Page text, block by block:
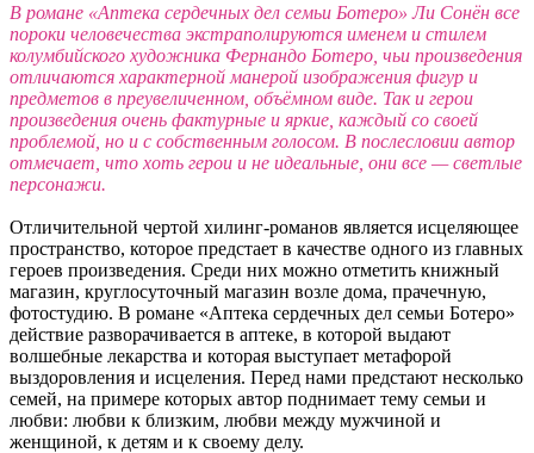
В романе «Аптека сердечных дел семьи Ботеро» Ли Сонён все
пороки человечества экстраполируются именем и стилем
колумбийского художника Фернандо Ботеро, чьи произведения
отличаются характерной манерой изображения фигур и
предметов в преувеличенном, объёмном виде. Так и герои
произведения очень фактурные и яркие, каждый со своей
проблемой, но и с собственным голосом. В послесловии автор
отмечает, что хоть герои и не идеальные, они все — светлые
персонажи.
Отличительной чертой хилинг-романов является исцеляющее
пространство, которое предстает в качестве одного из главных
героев произведения. Среди них можно отметить книжный
магазин, круглосуточный магазин возле дома, прачечную,
фотостудию. В романе «Аптека сердечных дел семьи Ботеро»
действие разворачивается в аптеке, в которой выдают
волшебные лекарства и которая выступает метафорой
выздоровления и исцеления. Перед нами предстают несколько
семей, на примере которых автор поднимает тему семьи и
любви: любви к близким, любви между мужчиной и
женщиной, к детям и к своему делу.